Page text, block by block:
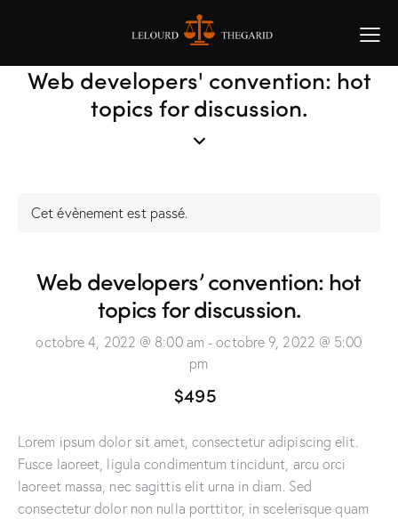
Web developers' convention: hot
topics for discussion.
Cet évènement est passé.
Web developers’ convention: hot
topics for discussion.
octobre 4, 2022 @ 8:00 am -octobre 9, 2022 @ 5:00
pm
$495
Lorem ipsum dolor sit amet, consectetur adipiscing elit.
Fusce laoreet, ligula condimentum tincidunt, arcu orci
laoreet massa, nec sagittis elit urna in diam. Sed
consectetur dolor non nulla porttitor, in scelerisque quam